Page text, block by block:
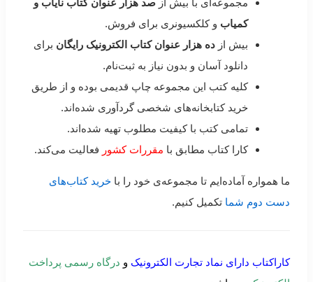
مجموعه‌ای با بیش از صد هزار عنوان کتاب نایاب و
کمیاب و کلکسیونری برای فروش.
بیش از ده هزار عنوان کتاب الکترونیک رایگان برای
دانلود آسان و بدون نیاز به ثبت‌نام.
کلیه کتب این مجموعه چاپ قدیمی بوده و از طریق
خرید کتابخانه‌های شخصی گردآوری شده‌اند.
تمامی کتب با کیفیت مطلوب تهیه شده‌اند.
کارا کتاب مطابق با مقررات کشور فعالیت می‌کند.
ما همواره آماده‌ایم تا مجموعه‌ی خود را با خرید کتاب‌های
دست دوم شما تکمیل کنیم.
کاراکتاب دارای نماد تجارت الکترونیک و درگاه رسمی پرداخت